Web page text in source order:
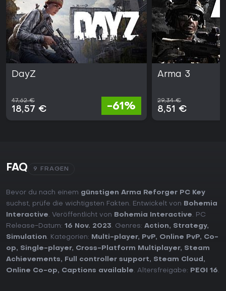
DayZ
47,62 €
18,57 € -61%
Arma 3
29,34 €
8,51 €
FAQ 9 FRAGEN
Bevor du nach einem günstigen Arma Reforger PC Key
suchst, prüfe die wichtigsten Fakten. Entwickelt von
Bohemia
Interactive. Veröffentlicht von Bohemia Interactive. PC
Release-Datum: 16 Nov. 2023. Genres: Action, Strategy,
Simulation. Kategorien: Multi-player, PvP, Online PvP, Co-
op, Single-player, Cross-Platform Multiplayer, Steam
Achievements, Full controller support, Steam Cloud ,
Online Co-op, Captions available. Altersfreigabe: PEGI 16.